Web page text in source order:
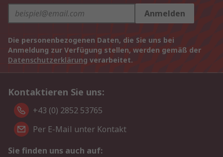
Anmelden
Die personenbezogenen Daten, die Sie uns bei
Anmeldung zur Verfügung stellen, werden gemäß der
Datenschutzerklärung verarbeitet.
Kontaktieren Sie uns:
+43 (0) 2852 53765
Per E-Mail unter Kontakt
Sie finden uns auch auf: